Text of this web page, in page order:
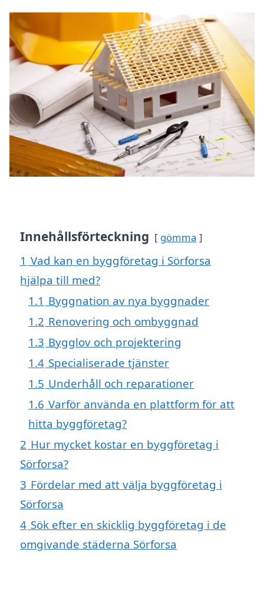
Innehållsförteckning gömma
1 Vad kan en byggföretag i Sörforsa
hjälpa till med?
1.1 Byggnation av nya byggnader
1.2 Renovering och ombyggnad
1.3 Bygglov och projektering
1.4 Specialiserade tjänster
1.5 Underhåll och reparationer
1.6 Varför använda en plattform för att
hitta byggföretag?
2 Hur mycket kostar en byggföretag i
Sörforsa?
3 Fördelar med att välja byggföretag i
Sörforsa
4 Sök efter en skicklig byggföretag i de
omgivande städerna Sörforsa